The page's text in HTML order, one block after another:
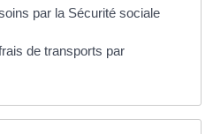
par la Sécurité sociale
de transports par